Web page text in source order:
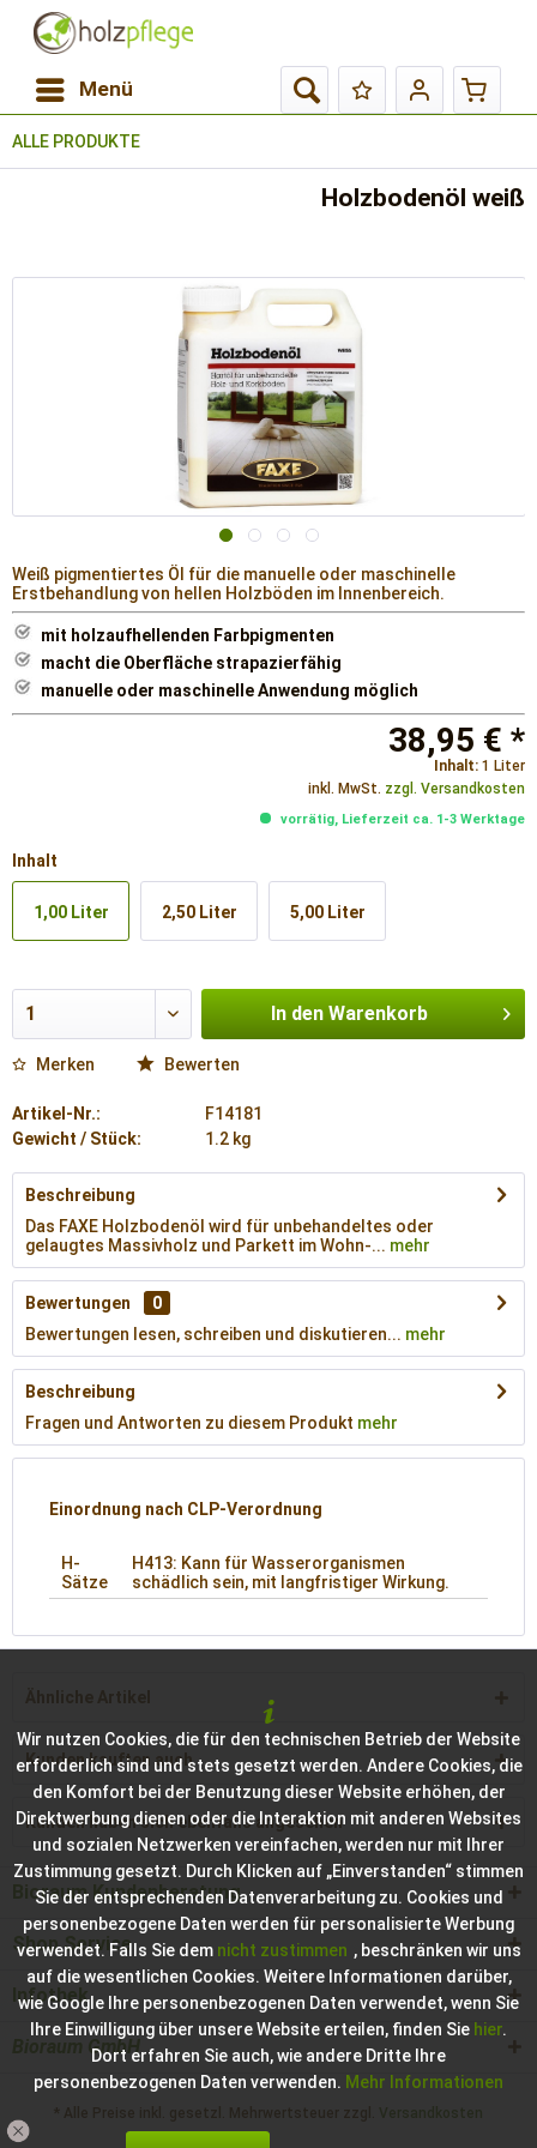
Menü
ALLE PRODUKTE
Holzbodenöl weiß
Weiß pigmentiertes Öl für die manuelle oder maschinelle
Erstbehandlung von hellen Holzböden im Innenbereich.
mit holzaufhellenden Farbpigmenten
macht die Oberfläche strapazierfähig
manuelle oder maschinelle Anwendung möglich
38,95 € *
Inhalt: 1 Liter
inkl. MwSt. zzgl. Versandkosten
vorrätig, Lieferzeit ca. 1-3 Werktage
Inhalt
1,00 Liter 2,50 Liter 5,00 Liter
In den Warenkorb
Merken Bewerten
Artikel-Nr.:
F14181
Gewicht / Stück:
1.2 kg
Beschreibung
Das FAXE Holzbodenöl wird für unbehandeltes oder
gelaugtes Massivholz und Parkett im Wohn-... mehr
Bewertungen
0
Bewertungen lesen, schreiben und diskutieren... mehr
Beschreibung
Fragen und Antworten zu diesem Produkt mehr
Einordnung nach CLP-Verordnung
H-
Sätze
H413: Kann für Wasserorganismen
schädlich sein, mit langfristiger Wirkung.
Ähnliche Artikel
Kunden kauften auch
Kunden haben sich ebenfalls angesehen
Bioraum Kundenberatung
Shop Service
Infothek
Bioraum GmbH
* Alle Preise inkl. gesetzl. Mehrwertsteuer zzgl. Versandkosten
Wir nutzen Cookies, die für den technischen Betrieb der Website
erforderlich sind und stets gesetzt werden. Andere Cookies, die
den Komfort bei der Benutzung dieser Website erhöhen, der
Direktwerbung dienen oder die Interaktion mit anderen Websites
und sozialen Netzwerken vereinfachen, werden nur mit Ihrer
Zustimmung gesetzt. Durch Klicken auf „Einverstanden“ stimmen
Sie der entsprechenden Datenverarbeitung zu. Cookies und
personenbezogene Daten werden für personalisierte Werbung
verwendet. Falls Sie dem nicht zustimmen , beschränken wir uns
auf die wesentlichen Cookies. Weitere Informationen darüber,
wie Google Ihre personenbezogenen Daten verwendet, wenn Sie
Ihre Einwilligung über unsere Website erteilen, finden Sie hier.
Dort erfahren Sie auch, wie andere Dritte Ihre
personenbezogenen Daten verwenden. Mehr Informationen